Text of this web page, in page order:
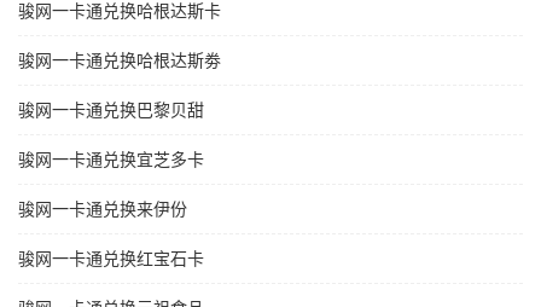
骏网一卡通兑换哈根达斯卡
骏网一卡通兑换哈根达斯劵
骏网一卡通兑换巴黎贝甜
骏网一卡通兑换宜芝多卡
骏网一卡通兑换来伊份
骏网一卡通兑换红宝石卡